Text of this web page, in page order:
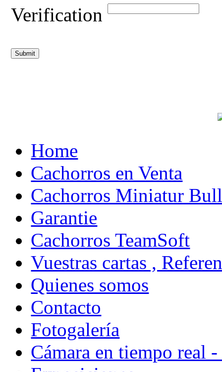
Verification
Home
Cachorros en Venta
Cachorros Miniatur
Garantie
Cachorros TeamSoft
Vuestras cartas ,
Quienes somos
Contacto
Fotogalería
Cámara en tiempo real